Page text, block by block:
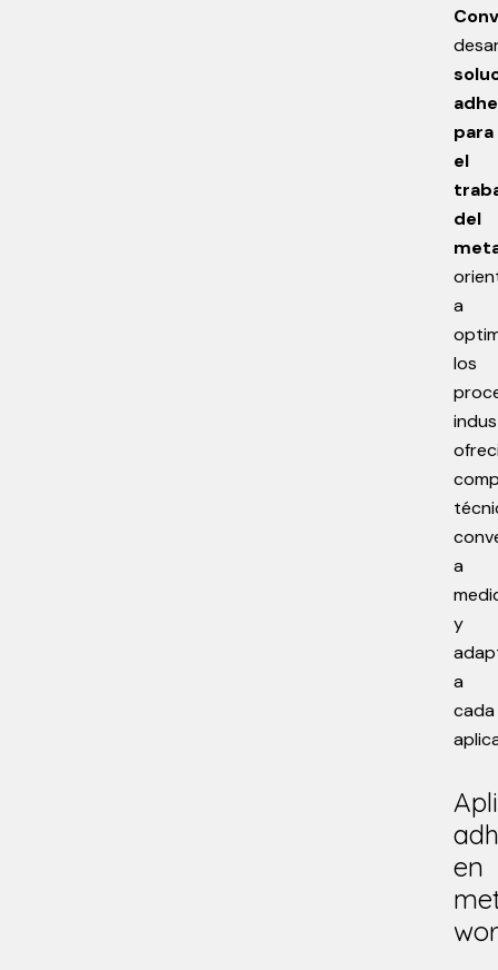
para
el
del
a
los
a
y
a
cada
en